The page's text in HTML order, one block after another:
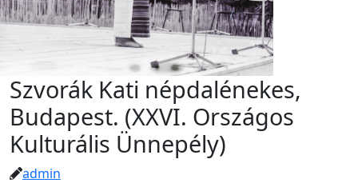
Szvorák Kati népdalénekes,
Budapest. (XXVI. Országos
Kulturális Ünnepély)
admin